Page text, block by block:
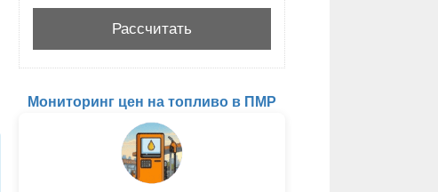
Мониторинг цен на топливо в ПМР